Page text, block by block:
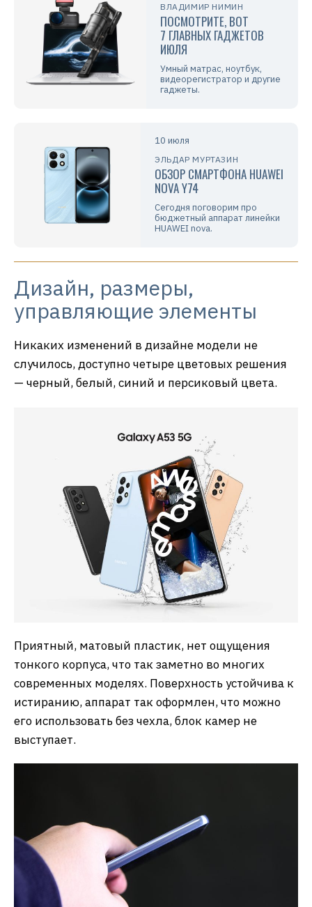
ВЛАДИМИР НИМИН
ПОСМОТРИТЕ, ВОТ
7 ГЛАВНЫХ ГАДЖЕТОВ
ИЮЛЯ
Умный матрас, ноутбук,
видеорегистратор и другие
гаджеты.
10 июля
ЭЛЬДАР МУРТАЗИН
ОБЗОР СМАРТФОНА HUAWEI
NOVA Y74
Сегодня поговорим про
бюджетный аппарат линейки
HUAWEI nova.
Дизайн, размеры,
управляющие элементы
Никаких изменений в дизайне модели не
случилось, доступно четыре цветовых решения
— черный, белый, синий и персиковый цвета.
Приятный, матовый пластик, нет ощущения
тонкого корпуса, что так заметно во многих
современных моделях. Поверхность устойчива к
истиранию, аппарат так оформлен, что можно
его использовать без чехла, блок камер не
выступает.